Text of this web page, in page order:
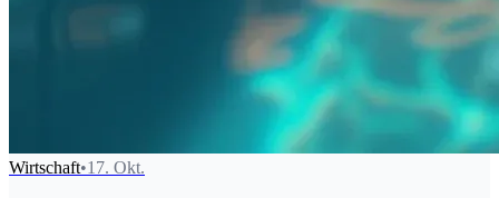
Wirtschaft•17. Okt.